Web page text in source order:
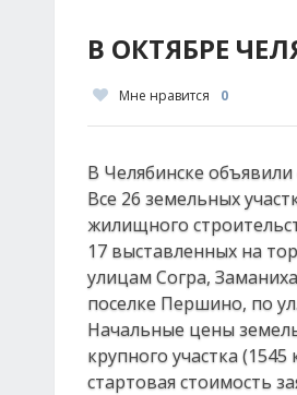
В ОКТЯБРЕ
Мне нравится 0
В Челябинске
Все 26 земельных
жилищного
17 выставленных на
улицам Согра,
поселке Першино, по
Начальные цены
крупного участка
стартовая стоимость